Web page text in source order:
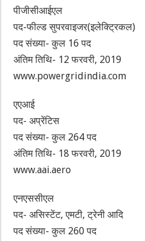
पीजीसीआईएल
पद-फील्ड सुपरवाइजर(इलेक्ट्रिकल)
पद संख्या- कुल 16 पद
अंतिम तिथि- 12 फरवरी, 2019
www.powergridindia.com
एएआई
पद- अप्रेंटिस
पद संख्या- कुल 264 पद
अंतिम तिथि- 18 फरवरी, 2019
www.aai.aero
एनएससीएल
पद- असिस्टेंट, एमटी, ट्रेनी आदि
पद संख्या- कुल 260 पद